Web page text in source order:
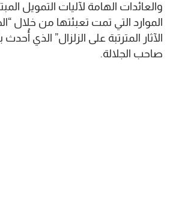
والعائدات الهامة لآليات التمويل
الموارد التي تمت تعبئتها من خلال
الآثار المترتبة على الزلزال” الذي
صاحب الجلالة.